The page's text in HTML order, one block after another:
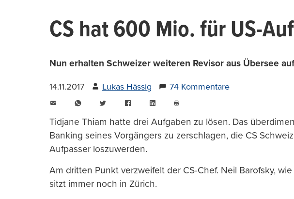
CS hat 600 Mio. für US-
Nun erhalten Schweizer weiteren Revisor aus Übersee
14.11.2017 Lukas Hässig 74 Kommentare
WhatsAppTwitter FacebookLinkedIn
drucken
Tidjane Thiam hatte drei Aufgaben zu lösen. Das
Banking seines Vorgängers zu zerschlagen, die CS
Aufpasser loszuwerden.
Am dritten Punkt verzweifelt der CS-Chef. Neil Barofsky,
sitzt immer noch in Zürich.